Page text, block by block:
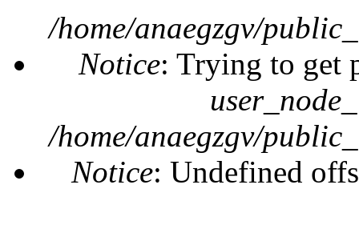
/home/anaegzgv/
Notice: Trying to get
/home/anaegzgv/
Notice: Undefined